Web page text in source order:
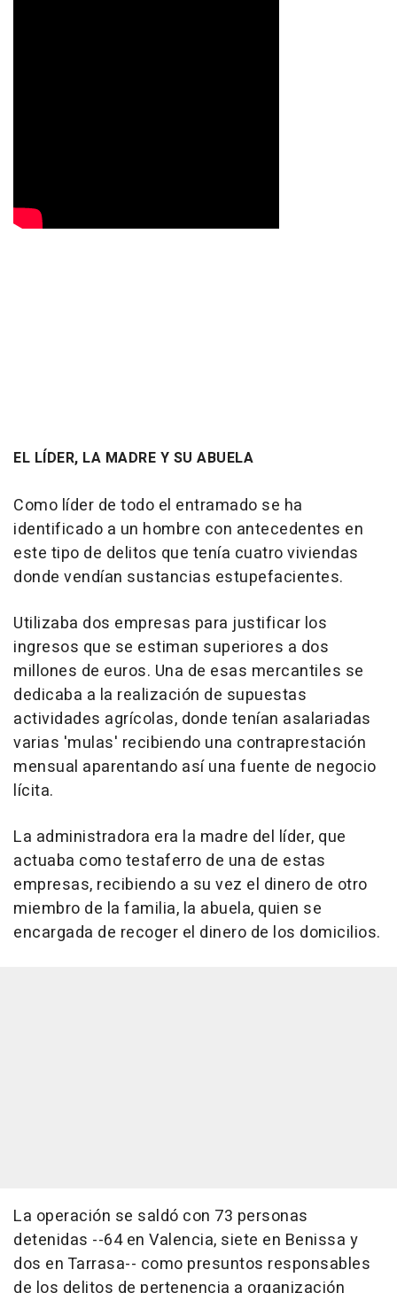
EL LÍDER, LA MADRE Y SU ABUELA
Como líder de todo el entramado se ha
identificado a un hombre con antecedentes en
este tipo de delitos que tenía cuatro viviendas
donde vendían sustancias estupefacientes.
Utilizaba dos empresas para justificar los
ingresos que se estiman superiores a dos
millones de euros. Una de esas mercantiles se
dedicaba a la realización de supuestas
actividades agrícolas, donde tenían asalariadas
varias 'mulas' recibiendo una contraprestación
mensual aparentando así una fuente de negocio
lícita.
La administradora era la madre del líder, que
actuaba como testaferro de una de estas
empresas, recibiendo a su vez el dinero de otro
miembro de la familia, la abuela, quien se
encargada de recoger el dinero de los domicilios.
La operación se saldó con 73 personas
detenidas --64 en Valencia, siete en Benissa y
dos en Tarrasa-- como presuntos responsables